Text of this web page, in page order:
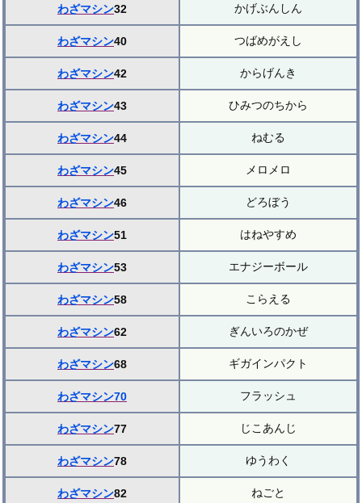
わざマシン32 かげぶんしん
わざマシン40 つばめがえし
わざマシン42 からげんき
わざマシン43 ひみつのちから
わざマシン44 ねむる
わざマシン45 メロメロ
わざマシン46 どろぼう
わざマシン51 はねやすめ
わざマシン53 エナジーボール
わざマシン58 こらえる
わざマシン62 ぎんいろのかぜ
わざマシン68 ギガインパクト
わざマシン70 フラッシュ
わざマシン77 じこあんじ
わざマシン78 ゆうわく
わざマシン82 ねごと